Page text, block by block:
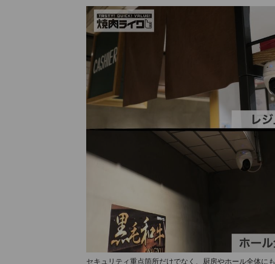
セキュリティ重点箇所だけでなく、厨房やホール全体に